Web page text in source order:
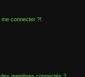
connecter ?!